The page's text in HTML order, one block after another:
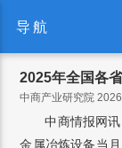
导航
2025年全国各
中商产业研究院
中商情报网
金属冶炼设备当